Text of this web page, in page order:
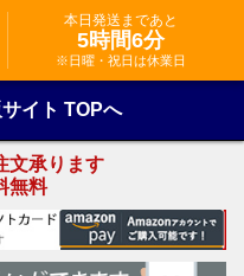
本日発送まであと
5時間6分
※日曜・祝日は休業日
イト TOPへ
文承ります
無料